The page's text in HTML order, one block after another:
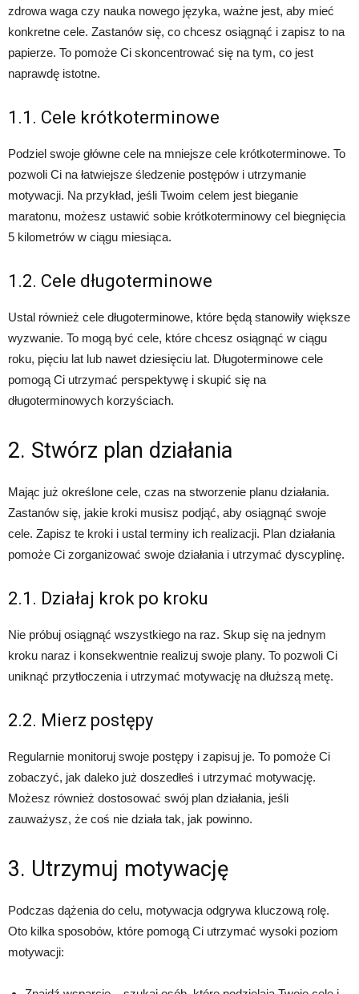
zdrowa waga czy nauka nowego języka, ważne jest, aby mieć
konkretne cele. Zastanów się, co chcesz osiągnąć i zapisz to na
papierze. To pomoże Ci skoncentrować się na tym, co jest
naprawdę istotne.
1.1. Cele krótkoterminowe
Podziel swoje główne cele na mniejsze cele krótkoterminowe. To
pozwoli Ci na łatwiejsze śledzenie postępów i utrzymanie
motywacji. Na przykład, jeśli Twoim celem jest bieganie
maratonu, możesz ustawić sobie krótkoterminowy cel biegnięcia
5 kilometrów w ciągu miesiąca.
1.2. Cele długoterminowe
Ustal również cele długoterminowe, które będą stanowiły większe
wyzwanie. To mogą być cele, które chcesz osiągnąć w ciągu
roku, pięciu lat lub nawet dziesięciu lat. Długoterminowe cele
pomogą Ci utrzymać perspektywę i skupić się na
długoterminowych korzyściach.
2. Stwórz plan działania
Mając już określone cele, czas na stworzenie planu działania.
Zastanów się, jakie kroki musisz podjąć, aby osiągnąć swoje
cele. Zapisz te kroki i ustal terminy ich realizacji. Plan działania
pomoże Ci zorganizować swoje działania i utrzymać dyscyplinę.
2.1. Działaj krok po kroku
Nie próbuj osiągnąć wszystkiego na raz. Skup się na jednym
kroku naraz i konsekwentnie realizuj swoje plany. To pozwoli Ci
uniknąć przytłoczenia i utrzymać motywację na dłuższą metę.
2.2. Mierz postępy
Regularnie monitoruj swoje postępy i zapisuj je. To pomoże Ci
zobaczyć, jak daleko już doszedłeś i utrzymać motywację.
Możesz również dostosować swój plan działania, jeśli
zauważysz, że coś nie działa tak, jak powinno.
3. Utrzymuj motywację
Podczas dążenia do celu, motywacja odgrywa kluczową rolę.
Oto kilka sposobów, które pomogą Ci utrzymać wysoki poziom
motywacji: